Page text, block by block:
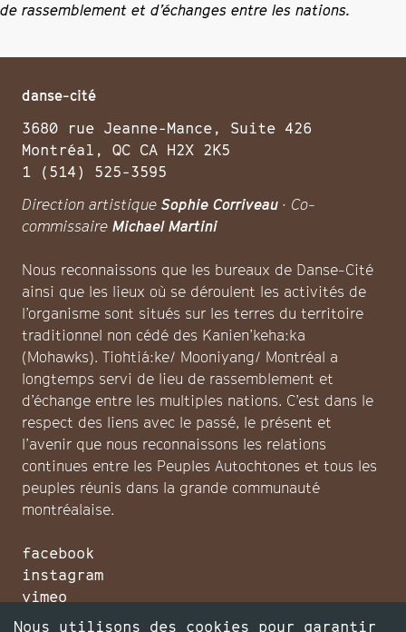
Nous utilisons des cookies pour garantir
de rassemblement et d’échanges entre les nations.
danse-cité
3680 rue Jeanne-Mance, Suite 426
Montréal, QC CA H2X 2K5
1 (514) 525-3595
Direction artistique Sophie Corriveau · Co-
commissaire Michael Martini
Nous reconnaissons que les bureaux de Danse-Cité
ainsi que les lieux où se déroulent les activités de
l’organisme sont situés sur les terres du territoire
traditionnel non cédé des Kanien’keha:ka
(Mohawks). Tiohtiá:ke/ Mooniyang/ Montréal a
longtemps servi de lieu de rassemblement et
d’échange entre les multiples nations. C’est dans le
respect des liens avec le passé, le présent et
l’avenir que nous reconnaissons les relations
continues entre les Peuples Autochtones et tous les
peuples réunis dans la grande communauté
montréalaise.
facebook
instagram
vimeo
infolettre